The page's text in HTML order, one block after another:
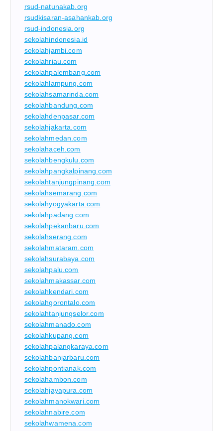
rsud-natunakab.org
rsudkisaran-asahankab.org
rsud-indonesia.org
sekolahindonesia.id
sekolahjambi.com
sekolahriau.com
sekolahpalembang.com
sekolahlampung.com
sekolahsamarinda.com
sekolahbandung.com
sekolahdenpasar.com
sekolahjakarta.com
sekolahmedan.com
sekolahaceh.com
sekolahbengkulu.com
sekolahpangkalpinang.com
sekolahtanjungpinang.com
sekolahsemarang.com
sekolahyogyakarta.com
sekolahpadang.com
sekolahpekanbaru.com
sekolahserang.com
sekolahmataram.com
sekolahsurabaya.com
sekolahpalu.com
sekolahmakassar.com
sekolahkendari.com
sekolahgorontalo.com
sekolahtanjungselor.com
sekolahmanado.com
sekolahkupang.com
sekolahpalangkaraya.com
sekolahbanjarbaru.com
sekolahpontianak.com
sekolahambon.com
sekolahjayapura.com
sekolahmanokwari.com
sekolahnabire.com
sekolahwamena.com